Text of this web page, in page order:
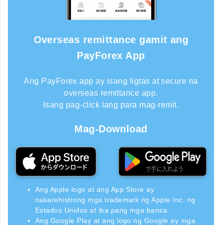
Overseas remittance gamit ang
PayForex App
Ang PayForex app ay isang ligtas at secure na
overseas remittance app.
Isang pag-click lang para mag-remit.
Mag-Download
Ang Apple logo at ang App Store ay
nakarehistrong mga trademark ng Apple Inc. ng
Estados Unidos at iba pang mga bansa.
Ang Google Play at ang logo ng Google ay mga